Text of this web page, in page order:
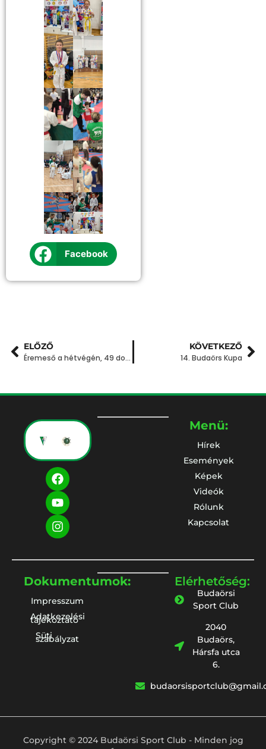
Facebook
ELŐZŐ
Éremeső a hétvégén, 49 dobogós hely a Veszprém Kupában
KÖVETKEZŐ
14. Budaörs Kupa
Menü:
Hírek
Események
Képek
Videók
Rólunk
Kapcsolat
Dokumentumok:
Impresszum
Adatkezelési
tájékoztató
Süti
szabályzat
Elérhetőség:
Budaörsi
Sport Club
2040
Budaörs,
Hársfa utca
6.
Copyright © 2024 Budaörsi Sport Club - Minden jog